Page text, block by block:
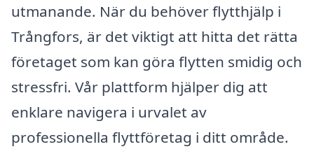
utmanande. När du behöver flytthjälp i
Trångfors, är det viktigt att hitta det rätta
företaget som kan göra flytten smidig och
stressfri. Vår plattform hjälper dig att
enklare navigera i urvalet av
professionella flyttföretag i ditt område.